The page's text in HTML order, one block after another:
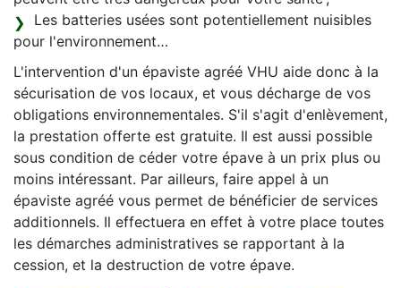
Les batteries usées sont potentiellement nuisibles
pour l'environnement…
L'intervention d'un épaviste agréé VHU aide donc à la
sécurisation de vos locaux, et vous décharge de vos
obligations environnementales. S'il s'agit d'enlèvement,
la prestation offerte est gratuite. Il est aussi possible
sous condition de céder votre épave à un prix plus ou
moins intéressant. Par ailleurs, faire appel à un
épaviste agréé vous permet de bénéficier de services
additionnels. Il effectuera en effet à votre place toutes
les démarches administratives se rapportant à la
cession, et la destruction de votre épave.